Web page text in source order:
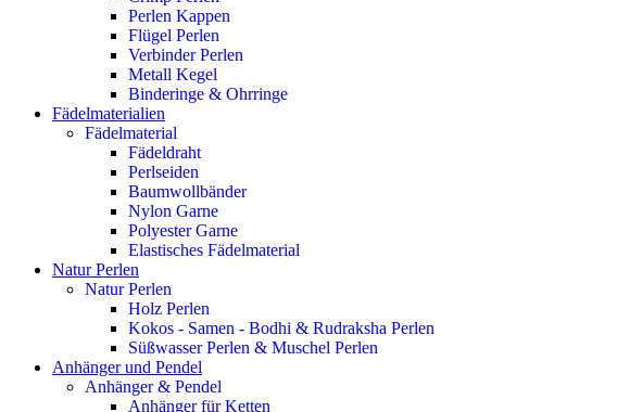
Perlen Kappen
Flügel Perlen
Verbinder Perlen
Metall Kegel
Binderinge & Ohrringe
Fädelmaterialien
Fädelmaterial
Fädeldraht
Perlseiden
Baumwollbänder
Nylon Garne
Polyester Garne
Elastisches Fädelmaterial
Natur Perlen
Natur Perlen
Holz Perlen
Kokos - Samen - Bodhi & Rudraksha Perlen
Süßwasser Perlen & Muschel Perlen
Anhänger und Pendel
Anhänger & Pendel
Anhänger für Ketten